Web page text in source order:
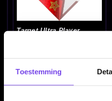
Toestemming
Target Ultra Player